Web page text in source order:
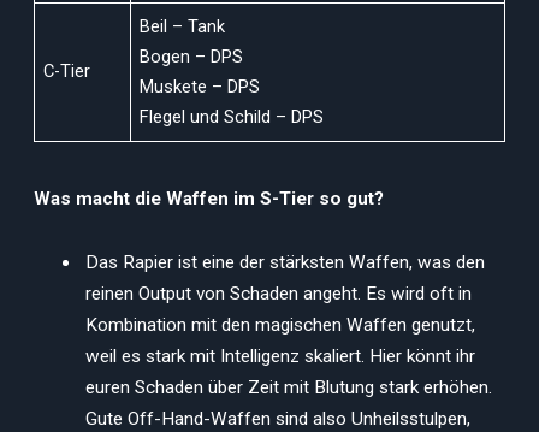
C-Tier
Beil – Tank
Bogen – DPS
Muskete – DPS
Flegel und Schild – DPS
Was macht die Waffen im S-Tier so gut?
Das Rapier ist eine der stärksten Waffen, was den
reinen Output von Schaden angeht. Es wird oft in
Kombination mit den magischen Waffen genutzt,
weil es stark mit Intelligenz skaliert. Hier könnt ihr
euren Schaden über Zeit mit Blutung stark erhöhen.
Gute Off-Hand-Waffen sind also Unheilsstulpen,